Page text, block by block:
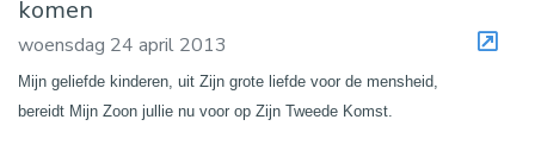
komen
woensdag 24 april 2013
Mijn geliefde kinderen, uit Zijn grote liefde voor de mensheid,
bereidt Mijn Zoon jullie nu voor op Zijn Tweede Komst.